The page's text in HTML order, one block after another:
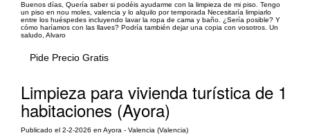
Buenos días, Quería saber si podéis ayudarme con la limpieza de mi piso. Tengo
un piso en nou moles, valencia y lo alquilo por temporada Necesitaría limpiarlo
entre los huéspedes incluyendo lavar la ropa de cama y baño. ¿Sería posible? Y
cómo haríamos con las llaves? Podría también dejar una copia con vosotros. Un
saludo, Alvaro
Pide Precio Gratis
Limpieza para vivienda turística de 1
habitaciones (Ayora)
Publicado el 2-2-2026 en Ayora - Valencia (Valencia)